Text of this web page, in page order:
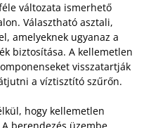
változata ismerhető
Választható asztali,
amelyeknek ugyanaz a
biztosítása. A kellemetlen
visszatartják
a víztisztító szűrőn.
hogy kellemetlen